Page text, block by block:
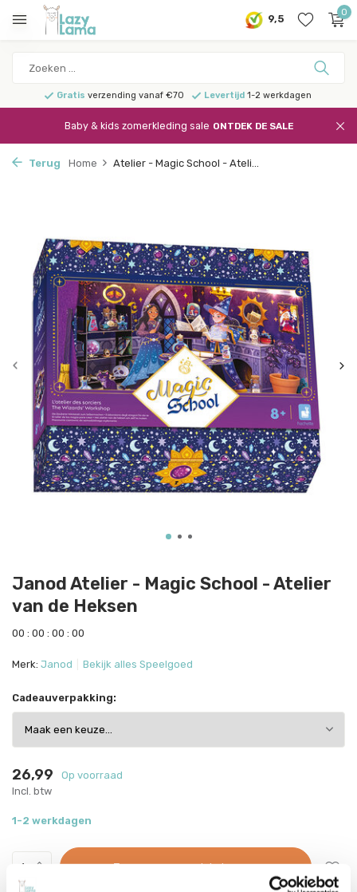
9,5
0
Gratis verzending vanaf €70 Levertijd1-2 werkdagen
Baby & kids zomerkleding sale ONTDEK DE SALE
Terug Home Atelier - Magic School - Ateli...
Janod Atelier - Magic School - Atelier
van de Heksen
00 : 00 : 00 : 00
Merk: Janod Bekijk alles Speelgoed
Cadeauverpakking:
26,99
Op voorraad
Incl. btw
1-2 werkdagen
Toevoegen aan winkelwagen